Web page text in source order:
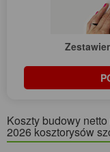
Koszty budowy
2026 kosztorysów